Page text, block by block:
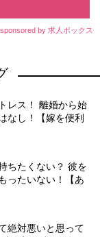
sponsored by 求人ボックス
レス！ 離婚から始
なし！【嫁を便利
ちたくない？ 彼を
ったいない！【あ
絶対悪いと思って